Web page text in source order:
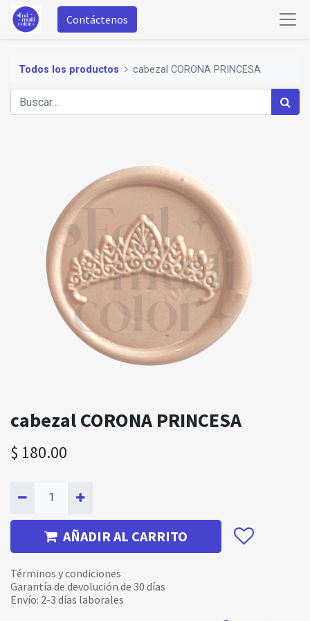
Contáctenos
Todos los productos cabezal CORONA PRINCESA
cabezal CORONA PRINCESA
$ 180.00
AÑADIR AL CARRITO
Términos y condiciones
Garantía de devolución de 30 días
Envío: 2-3 días laborales